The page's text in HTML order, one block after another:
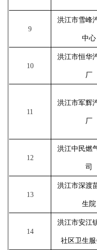
9
洪江市雪峰
中心
10
洪江市恒华
厂
11
洪江市军辉
厂
12
洪江中民燃
司
13
洪江市深渡
生院
14
洪江市安江
社区卫生